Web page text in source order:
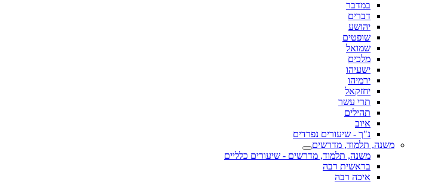
במדבר
דברים
יהושע
שופטים
שמואל
מלכים
ישעיהו
ירמיהו
יחזקאל
תרי עשר
תהילים
איוב
נ"ך - שיעורים נפרדים
משנה, תלמוד, מדרשים
משנה, תלמוד, מדרשים - שיעורים כלליים
בראשית רבה
איכה רבה